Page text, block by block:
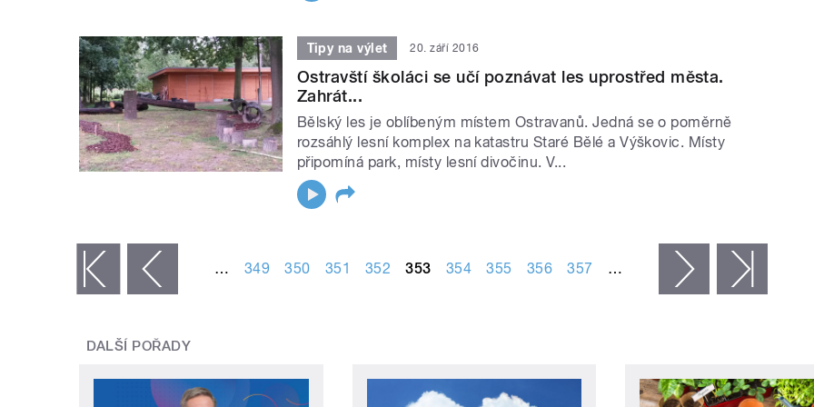
Tipy na výlet 20. září 2016
Ostravští školáci se učí poznávat les uprostřed města.
Zahrát...
Bělský les je oblíbeným místem Ostravanů. Jedná se o poměrně
rozsáhlý lesní komplex na katastru Staré Bělé a Výškovic. Místy
připomíná park, místy lesní divočinu. V...
‹ předchozí … 349 350 351 352 353 354 355 356 357 … následující ›
DALŠÍ POŘADY